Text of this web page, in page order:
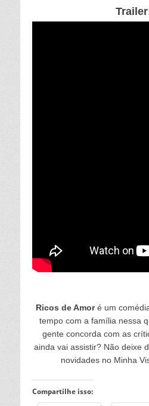
Ricos de Amoré um
tempo com a família nessa
gente concorda com as
ainda vai assistir? Não deixe
novidades no Minha
Compartilhe isso: